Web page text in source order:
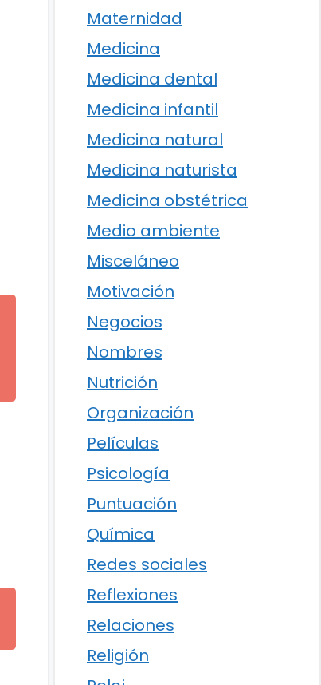
Maternidad
Medicina
Medicina dental
Medicina infantil
Medicina natural
Medicina naturista
Medicina obstétrica
Medio ambiente
Misceláneo
Motivación
Negocios
Nombres
Nutrición
Organización
Películas
Psicología
Puntuación
Química
Redes sociales
Reflexiones
Relaciones
Religión